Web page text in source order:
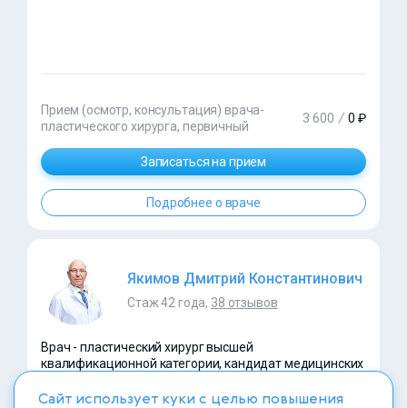
Прием (осмотр, консультация) врача-
пластического хирурга, первичный
3 600 / 0 ₽
Записаться на прием
Подробнее о враче
Якимов Дмитрий Константинович
Стаж 42 года, 38 отзывов
Врач - пластический хирург высшей
квалификационной категории, кандидат медицинских
Сайт использует куки с целью повышения